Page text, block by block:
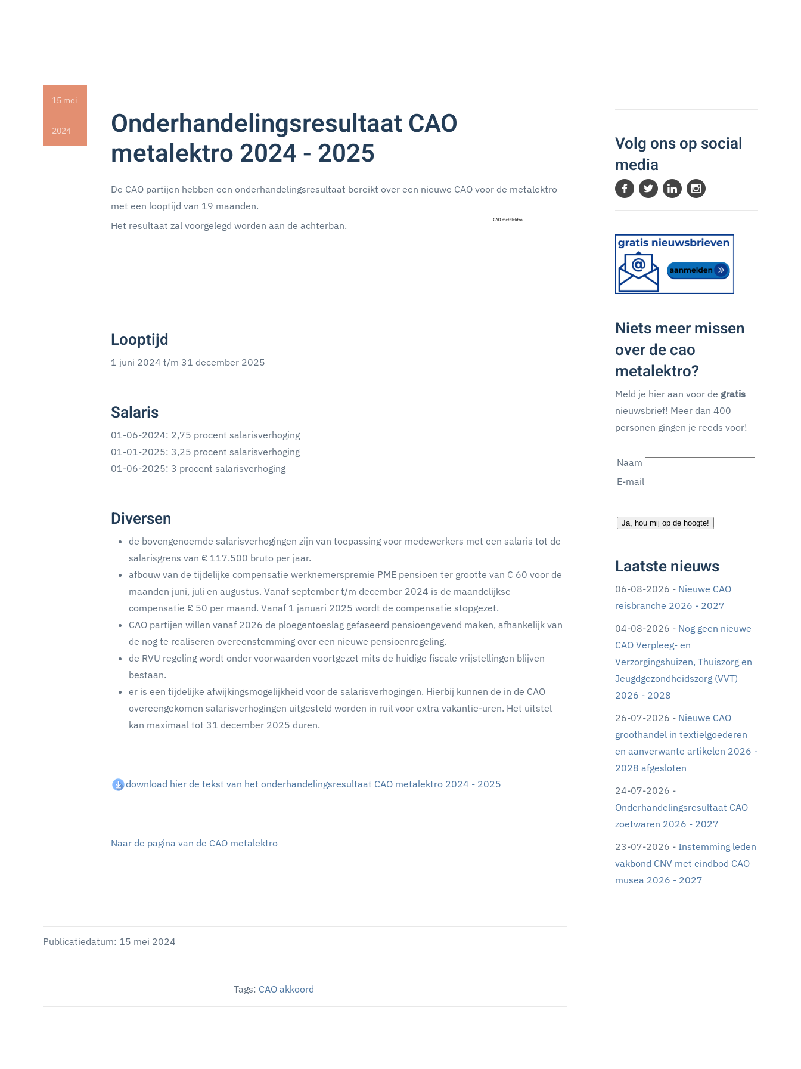
15 mei
2024
Onderhandelingsresultaat CAO
metalektro 2024 - 2025
De CAO partijen hebben een onderhandelingsresultaat bereikt over een nieuwe CAO voor de metalektro
met een looptijd van 19 maanden.
Het resultaat zal voorgelegd worden aan de achterban.
Looptijd
1 juni 2024 t/m 31 december 2025
Salaris
01-06-2024: 2,75 procent salarisverhoging
01-01-2025: 3,25 procent salarisverhoging
01-06-2025: 3 procent salarisverhoging
Diversen
de bovengenoemde salarisverhogingen zijn van toepassing voor medewerkers met een salaris tot de
salarisgrens van € 117.500 bruto per jaar.
afbouw van de tijdelijke compensatie werknemerspremie PME pensioen ter grootte van € 60 voor de
maanden juni, juli en augustus. Vanaf september t/m december 2024 is de maandelijkse
compensatie € 50 per maand. Vanaf 1 januari 2025 wordt de compensatie stopgezet.
CAO partijen willen vanaf 2026 de ploegentoeslag gefaseerd pensioengevend maken, afhankelijk van
de nog te realiseren overeenstemming over een nieuwe pensioenregeling.
de RVU regeling wordt onder voorwaarden voortgezet mits de huidige fiscale vrijstellingen blijven
bestaan.
er is een tijdelijke afwijkingsmogelijkheid voor de salarisverhogingen. Hierbij kunnen de in de CAO
overeengekomen salarisverhogingen uitgesteld worden in ruil voor extra vakantie-uren. Het uitstel
kan maximaal tot 31 december 2025 duren.
download hier de tekst van het onderhandelingsresultaat CAO metalektro 2024 - 2025
Naar de pagina van de CAO metalektro
Publicatiedatum: 15 mei 2024
Tags: CAO akkoord
Volg ons op social
media
Niets meer missen
over de cao
metalektro?
Meld je hier aan voor de gratis
nieuwsbrief! Meer dan 400
personen gingen je reeds voor!
Naam
E-mail
Ja, hou mij op de hoogte!
Laatste nieuws
06-08-2026 - Nieuwe CAO
reisbranche 2026 - 2027
04-08-2026 - Nog geen nieuwe
CAO Verpleeg- en
Verzorgingshuizen, Thuiszorg en
Jeugdgezondheidszorg (VVT)
2026 - 2028
26-07-2026 - Nieuwe CAO
groothandel in textielgoederen
en aanverwante artikelen 2026 -
2028 afgesloten
24-07-2026 -
Onderhandelingsresultaat CAO
zoetwaren 2026 - 2027
23-07-2026 - Instemming leden
vakbond CNV met eindbod CAO
musea 2026 - 2027